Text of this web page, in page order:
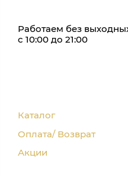
Работаем без
с 10:00 до 21:00
Каталог
Оплата/ Возврат
Акции